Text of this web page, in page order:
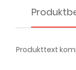
Produkttext